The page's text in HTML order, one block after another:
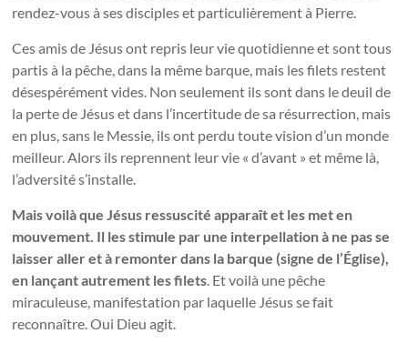
rendez-vous à ses disciples et particulièrement à Pierre.
Ces amis de Jésus ont repris leur vie quotidienne et sont tous
partis à la pêche, dans la même barque, mais les filets restent
désespérément vides. Non seulement ils sont dans le deuil de
la perte de Jésus et dans l’incertitude de sa résurrection, mais
en plus, sans le Messie, ils ont perdu toute vision d’un monde
meilleur. Alors ils reprennent leur vie « d’avant » et même là,
l’adversité s’installe.
Mais voilà que Jésus ressuscité apparaît et les met en
mouvement. Il les stimule par une interpellation à ne pas se
laisser aller et à remonter dans la barque (signe de l’Église),
en lançant autrement les filets. Et voilà une pêche
miraculeuse, manifestation par laquelle Jésus se fait
reconnaître. Oui Dieu agit.